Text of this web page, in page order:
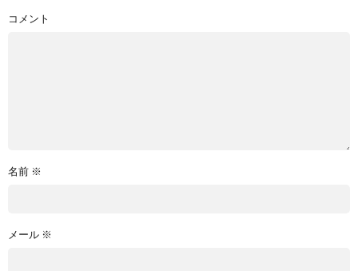
コメント
名前 ※
メール ※